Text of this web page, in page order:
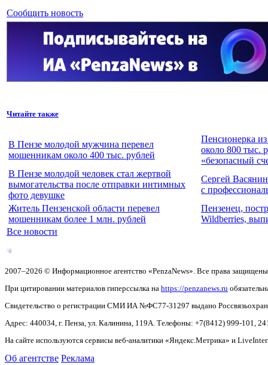
Сообщить новость
Читайте также
В Пензе молодой мужчина перевел
мошенникам около 400 тыс. рублей
Пенсионерка
около 800 тыс.
«безопасный
В Пензе молодой человек стал жертвой
вымогательства после отправки интимных
фото девушке
Сергей
с
Житель Пензенской области перевел
мошенникам более 1 млн. рублей
Пензенец,
Wildberries,
Все новости
2007–2026 © Информационное агентство «PenzaNews». Все права
При цитировании материалов гиперссылка на https://penzanews.ru
Свидетельство о регистрации СМИ ИА №ФС77-31297 выдано
Адрес: 440034, г. Пенза, ул. Калинина, 119А. Телефоны: +7(8412) 999-101,
На сайте используются сервисы веб-аналитики «Яндекс.Метрика» и
Об агентстве Реклама